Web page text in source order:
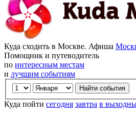
Куда сходить в Москве. Афиша
Помощник и путеводитель
по интересным местам
и лучшим событиям
Куда пойти сегодня завтра в